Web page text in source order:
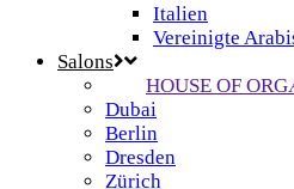
Italien
Vereinigte
Salons
HOUSE OF
Dubai
Berlin
Dresden
Zürich